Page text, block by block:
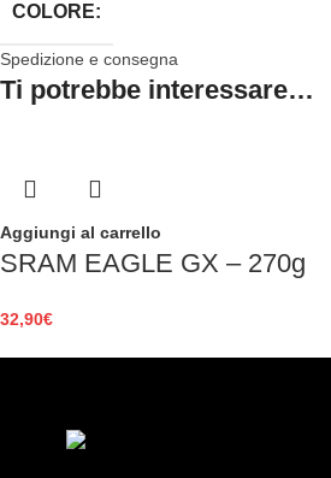
COLORE:
Spedizione e consegna
Ti potrebbe interessare…
Aggiungi al carrello
SRAM EAGLE GX – 270g
32,90€